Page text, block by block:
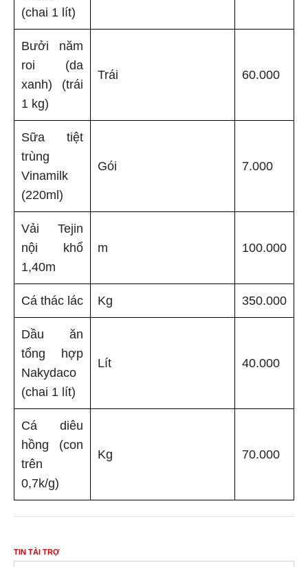
(chai 1 lít)
Bưởi năm
roi (da
xanh) (trái
1 kg)
Trái 60.000
Sữa tiệt
trùng
Vinamilk
(220ml)
Gói 7.000
Vải Tejin
nội khổ
1,40m
m 100.000
Cá thác lác Kg 350.000
Dầu ăn
tổng hợp
Nakydaco
(chai 1 lít)
Lít 40.000
Cá diêu
hồng (con
trên
0,7k/g)
Kg 70.000
TIN TÀI TRỢ